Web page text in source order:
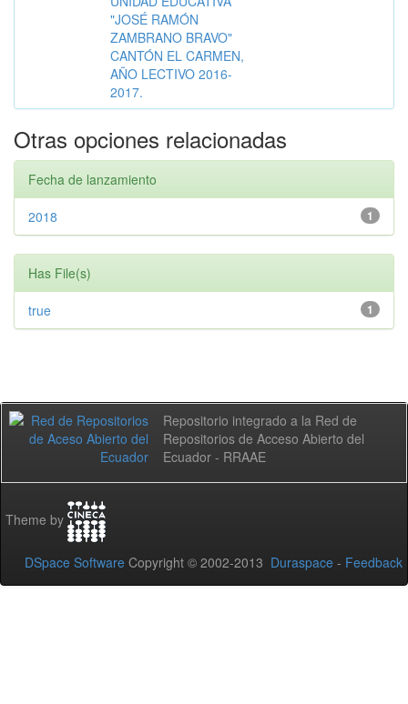
"JOSÉ RAMÓN
ZAMBRANO BRAVO"
CANTÓN EL CARMEN,
AÑO LECTIVO 2016-
2017.
Otras opciones relacionadas
Fecha de lanzamiento
1
2018
Has File(s)
1
true
Repositorio integrado a la Red de
Repositorios de Acceso Abierto del
Ecuador - RRAAE
Theme by
DSpace Software Copyright © 2002-2013 Duraspace - Feedback